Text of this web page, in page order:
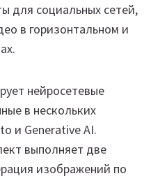
для социальных сетей,
в горизонтальном и
нейросетевые
в нескольких
и Generative AI.
выполняет две
изображений по